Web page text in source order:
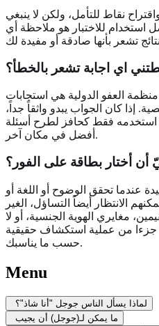
نقاط للتأمل، ولكن لا ينبغي
استخدام للاختبار هو ملاحظة أي
اي اجابة تشعر بالخطأ؟
العفو الدولية هي استجابات
إذا كان الجواب يبدو واثقاً جداً،
استخدمه فقط كحافز لطرح أسئلة
أفضل في مكان آخر.
أختار بطاقة على الفور؟
عندما تحقق الوضوح أو اللغة أو
الانتظار أيضاً التساؤل، الغير
مغايري الهوية الجنسية، أو لا
جزءا من عملية استكشاف حقيقية
حسب ما يناسبك.
Menu
لماذا يسأل الناس جوجل "أنا شاذ"؟
ما يمكن لـ(جوجل) أن يجيب